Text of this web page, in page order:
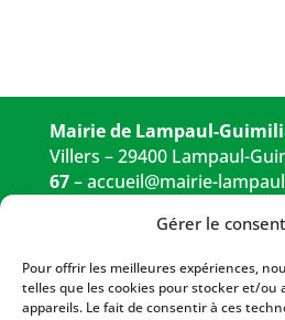
Gérer le
Pour offrir les meilleures expériences,
telles que les cookies pour stocker et/ou
appareils. Le fait de consentir à ces
Mairie de Lampaul-
Villers – 29400 Lampaul-
67–accueil@mairie-
RéalisationPopcorn